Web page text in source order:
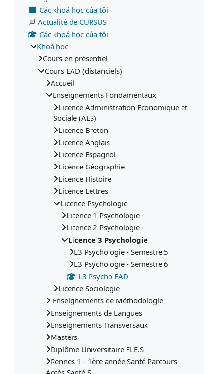
Các khoá học của tôi
Actualité de CURSUS
Các khoá học của tôi
Khoá học
Cours en présentiel
Cours EAD (distanciels)
Accueil
Enseignements Fondamentaux
Licence Administration Economique et
Sociale (AES)
Licence Breton
Licence Anglais
Licence Espagnol
Licence Géographie
Licence Histoire
Licence Lettres
Licence Psychologie
Licence 1 Psychologie
Licence 2 Psychologie
Licence 3 Psychologie
L3 Psychologie - Semestre 5
L3 Psychologie - Semestre 6
L3 Psycho EAD
Licence Sociologie
Enseignements de Méthodologie
Enseignements de Langues
Enseignements Transversaux
Masters
Diplôme Universitaire FLE.S
Rennes 1 - 1ère année Santé Parcours
Accès Santé S...